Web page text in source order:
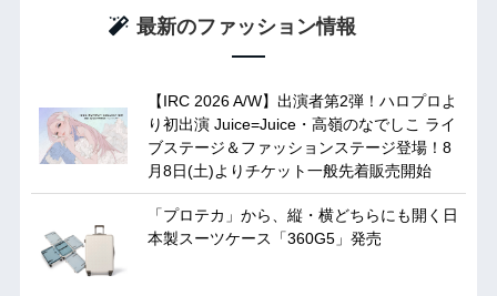
最新のファッション情報
【IRC 2026 A/W】出演者第2弾！ハロプロよ
り初出演 Juice=Juice・高嶺のなでしこ ライ
ブステージ＆ファッションステージ登場！8
月8日(土)よりチケット一般先着販売開始
「プロテカ」から、縦・横どちらにも開く日
本製スーツケース「360G5」発売